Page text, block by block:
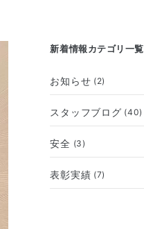
新着情報カテゴリ一覧
お知らせ (2)
スタッフブログ (40)
安全 (3)
表彰実績 (7)